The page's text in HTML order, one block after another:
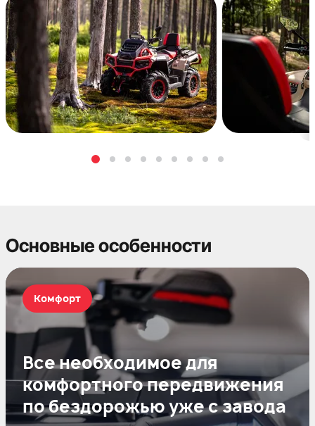
Основные особенности
Все необходимое для
комфортного передвижения
по бездорожью уже с завода
Комфорт